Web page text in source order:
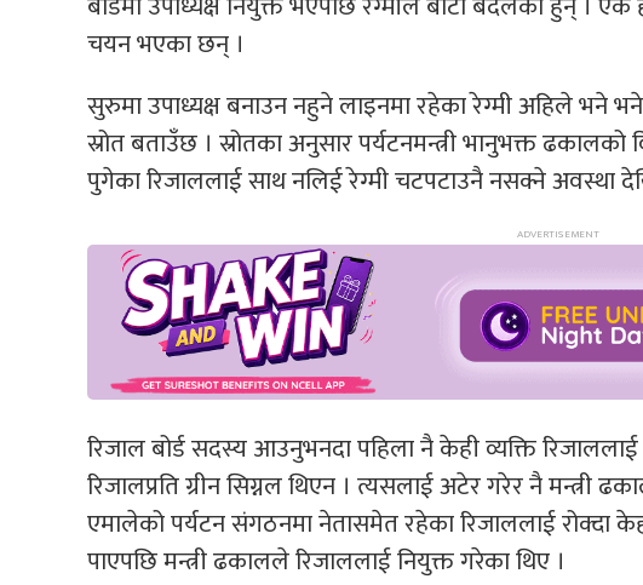
चयन भएका छन् ।
सुरुमा उपाध्यक्ष बनाउन नहुने लाइनमा रहेका रेग्मी अहिले भने
स्रोत बताउँछ । स्रोतका अनुसार पर्यटनमन्त्री भानुभक्त ढकालको
पुगेका रिजाललाई साथ नलिई रेग्मी चटपटाउनै नसक्ने अवस्था
रिजाल बोर्ड सदस्य आउनुभनदा पहिला नै केही व्यक्ति
रिजालप्रति ग्रीन सिग्नल थिएन । त्यसलाई अटेर गरेर नै मन्त्री
एमालेको पर्यटन संगठनमा नेतासमेत रहेका रिजाललाई रोक्दा
पाएपछि मन्त्री ढकालले रिजाललाई नियुक्त गरेका थिए ।